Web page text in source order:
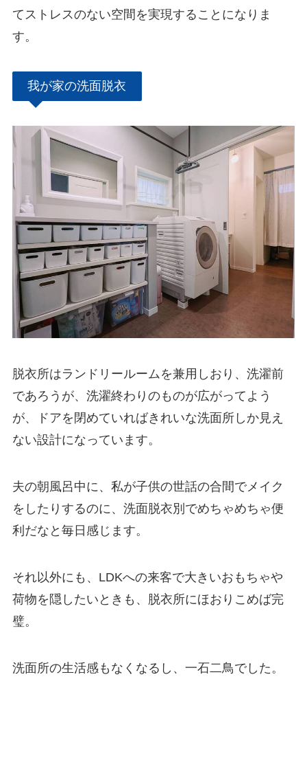
てストレスのない空間を実現することになりま
す。
我が家の洗面脱衣
脱衣所はランドリールームを兼用しおり、洗濯前
であろうが、洗濯終わりのものが広がってよう
が、ドアを閉めていればきれいな洗面所しか見え
ない設計になっています。
夫の朝風呂中に、私が子供の世話の合間でメイク
をしたりするのに、洗面脱衣別でめちゃめちゃ便
利だなと毎日感じます。
それ以外にも、LDKへの来客で大きいおもちゃや
荷物を隠したいときも、脱衣所にほおりこめば完
璧。
洗面所の生活感もなくなるし、一石二鳥でした。